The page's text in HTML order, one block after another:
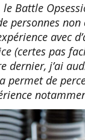
le Battle
personnes
avec
(certes pas
dernier, j’ai
permet de